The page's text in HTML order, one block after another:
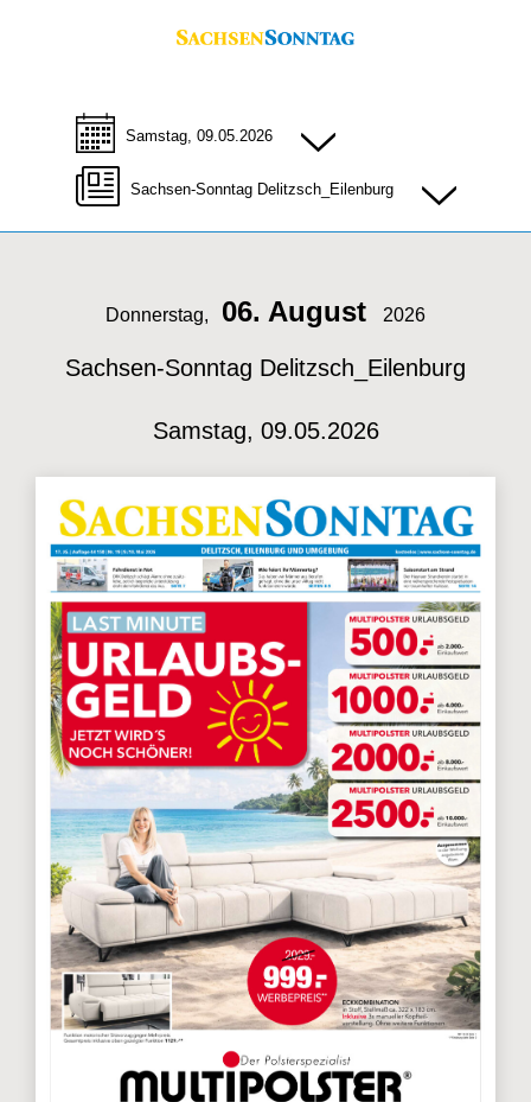
Samstag, 09.05.2026
Sachsen-Sonntag Delitzsch_Eilenburg
Donnerstag, 06. August 2026
Sachsen-Sonntag Delitzsch_Eilenburg
Samstag, 09.05.2026